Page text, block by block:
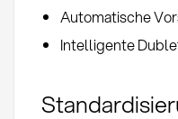
Automatische
Intelligente